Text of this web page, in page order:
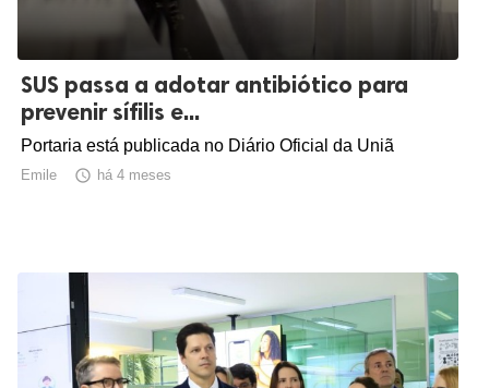
SUS passa a adotar antibiótico para
prevenir sífilis e...
Portaria está publicada no Diário Oficial da Uniã
Emile  há 4 meses